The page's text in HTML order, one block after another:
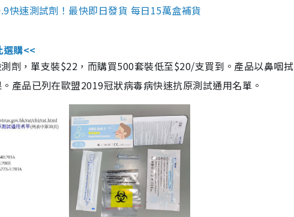
快速測試劑！最快即日發貨 每日15萬盒補貨
選購<<
劑，單支裝$22，而購買500套裝低至$20/支買到。產品以鼻咽
產品已列在歐盟2019冠狀病毒病快速抗原測試通用名單。